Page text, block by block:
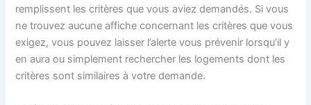
remplissent les critères que vous aviez demandés. Si vous
ne trouvez aucune affiche concernant les critères que vous
exigez, vous pouvez laisser l’alerte vous prévenir lorsqu’il y
en aura ou simplement rechercher les logements dont les
critères sont similaires à votre demande.